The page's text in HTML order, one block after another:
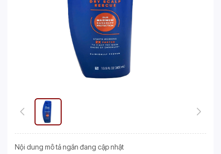
Nội dung mô tả ngắn đang cập nhật